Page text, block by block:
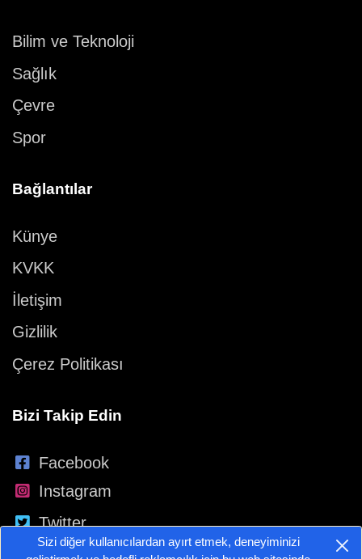
Bilim ve Teknoloji
Sağlık
Çevre
Spor
Bağlantılar
Künye
KVKK
İletişim
Gizlilik
Çerez Politikası
Bizi Takip Edin
Facebook
Instagram
Twitter
YouTube
Sizi diğer kullanıcılardan ayırt etmek, deneyiminizi